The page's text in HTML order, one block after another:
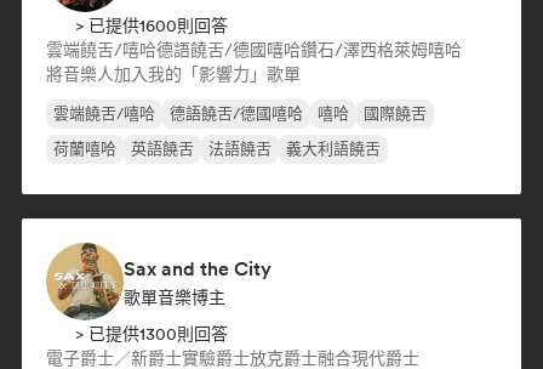
> 已提供1600則回答
雲端饒舌/嘻哈德語饒舌/德國嘻哈鑽石/澤西格萊姆嘻哈
將音樂人加入我的「影響力」歌單
雲端饒舌/嘻哈 德語饒舌/德國嘻哈 嘻哈
國際饒舌
荷蘭嘻哈
英語饒舌 法語饒舌 義大利語饒舌
Sax and the City
歌單音樂博主
> 已提供1300則回答
電子爵士／新爵士實驗爵士放克爵士融合現代爵士